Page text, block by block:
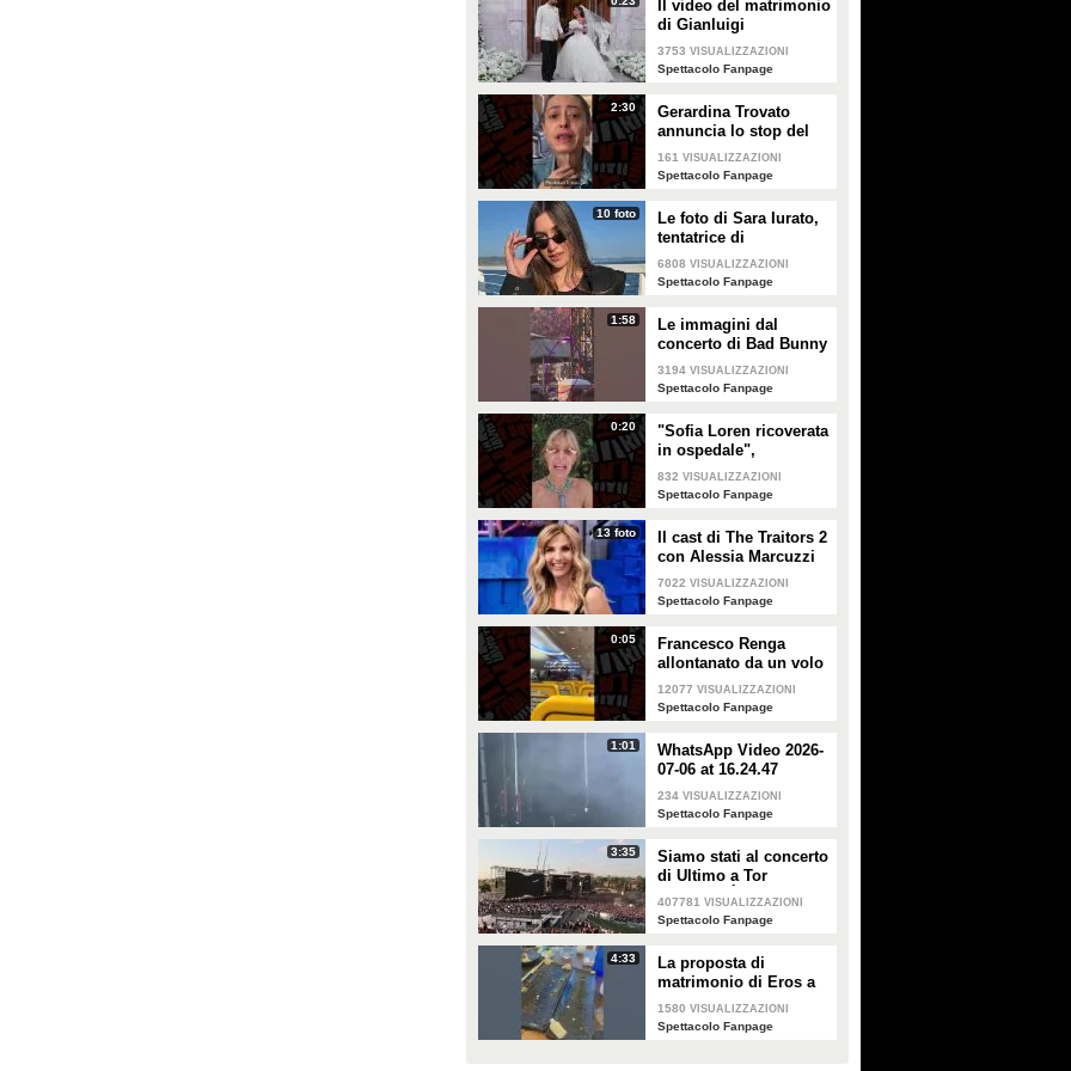
Il video del matrimonio
di Gianluigi
Donnarumma e Alessia
Elefante
3753 VISUALIZZAZIONI
Spettacolo Fanpage
2:30
Gerardina Trovato
annuncia lo stop del
tour per problemi di
salute
161 VISUALIZZAZIONI
Spettacolo Fanpage
10 foto
Le foto di Sara Iurato,
tentatrice di
Temptation Island 2026
6808 VISUALIZZAZIONI
Spettacolo Fanpage
1:58
Le immagini dal
concerto di Bad Bunny
a Milano
3194 VISUALIZZAZIONI
Spettacolo Fanpage
0:20
"Sofia Loren ricoverata
in ospedale",
Alessandra Mussolini
smentisce: "È serena e
832 VISUALIZZAZIONI
Spettacolo Fanpage
13 foto
Il cast di The Traitors 2
con Alessia Marcuzzi
7022 VISUALIZZAZIONI
Spettacolo Fanpage
0:05
Francesco Renga
allontanato da un volo
Ryanair dopo una
discussione con gli
12077 VISUALIZZAZIONI
Spettacolo Fanpage
1:01
WhatsApp Video 2026-
07-06 at 16.24.47
234 VISUALIZZAZIONI
Spettacolo Fanpage
3:35
Siamo stati al concerto
di Ultimo a Tor
Vergata: "È il giorno
che aspettavo, questa è
407781 VISUALIZZAZIONI
Spettacolo Fanpage
4:33
La proposta di
matrimonio di Eros a
Guendalina Canessa
1580 VISUALIZZAZIONI
Spettacolo Fanpage
Samantha Curcio, è stato derubato
Lo sfogo sui social dell'ex volto di
GUARDA
• diSpettacolo Fanpage